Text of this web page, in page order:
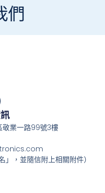
們
敬業一路99號3樓
」，並隨信附上相關附件）